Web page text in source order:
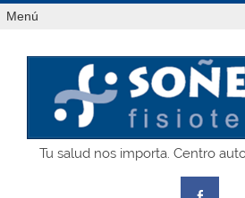
Saltar
alMenú
Tu salud nos importa. Centro